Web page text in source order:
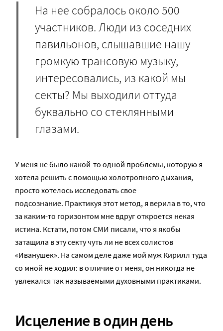
На нее собралось около 500
участников. Люди из соседних
павильонов, слышавшие нашу
громкую трансовую музыку,
интересовались, из какой мы
секты? Мы выходили оттуда
буквально со стеклянными
глазами.
У меня не было какой-то одной проблемы, которую я
хотела решить с помощью холотропного дыхания,
просто хотелось исследовать свое
подсознание. Практикуя этот метод, я верила в то, что
за каким-то горизонтом мне вдруг откроется некая
истина. Кстати, потом СМИ писали, что я якобы
затащила в эту секту чуть ли не всех солистов
«Иванушек». На самом деле даже мой муж Кирилл туда
со мной не ходил: в отличие от меня, он никогда не
увлекался так называемыми духовными практиками.
Исцеление в один день